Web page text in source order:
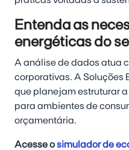
Entenda as
energéticas do
A análise de dados atua
corporativas. A Soluções
que planejam estruturar
para ambientes de
orçamentária.
Acesse osimulador de